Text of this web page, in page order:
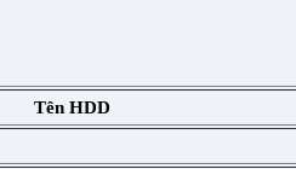
Tên HDD